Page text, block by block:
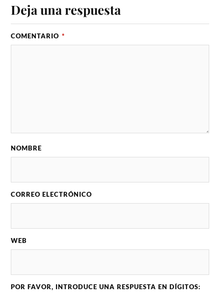
Deja una respuesta
COMENTARIO *
NOMBRE
CORREO ELECTRÓNICO
WEB
POR FAVOR, INTRODUCE UNA RESPUESTA EN DÍGITOS: